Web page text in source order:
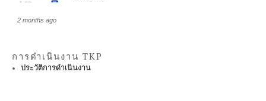
2 months ago
การดำเนินงาน TKP
ประวัติการดำเนินงาน